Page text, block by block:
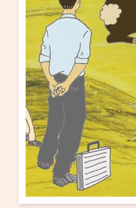
・ よくある質問
・ 芸術監督
・ 施設概要
・ フロアマップ
・ レストラン/カフェ
SNS